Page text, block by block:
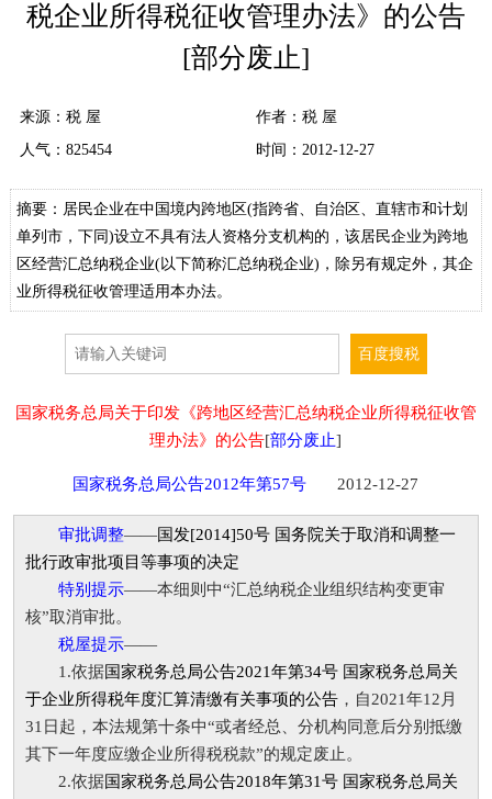
税企业所得税征收管理办法》的公告
[部分废止]
来源： 税 屋
作者：税 屋
人气： 825454 时间：2012-12-27
摘要：居民企业在中国境内跨地区(指跨省、自治区、直辖市和计划
单列市，下同)设立不具有法人资格分支机构的，该居民企业为跨地
区经营汇总纳税企业(以下简称汇总纳税企业)，除另有规定外，其企
业所得税征收管理适用本办法。
国家税务总局关于印发《跨地区经营汇总纳税企业所得税征收管
理办法》的公告[部分废止]
国家税务总局公告2012年第57号 2012-12-27
审批调整——国发[2014]50号 国务院关于取消和调整一
批行政审批项目等事项的决定
特别提示——本细则中“汇总纳税企业组织结构变更审
核”取消审批。
税屋提示——
1.依据国家税务总局公告2021年第34号 国家税务总局关
于企业所得税年度汇算清缴有关事项的公告，自2021年12月
31日起，本法规第十条中“或者经总、分机构同意后分别抵缴
其下一年度应缴企业所得税税款”的规定废止。
2.依据国家税务总局公告2018年第31号 国家税务总局关